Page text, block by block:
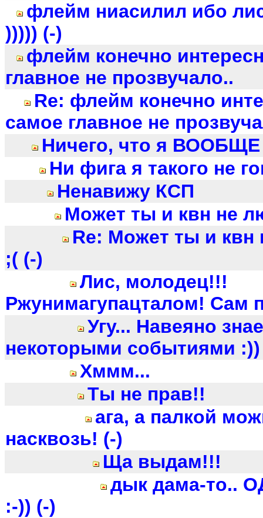
флейм ниасилил ибо
))))) (-)
флейм конечно
главное не прозвучало..
Re: флейм конечно
самое главное не
Ничего, что я ВООБЩЕ
Ни фига я такого не
Ненавижу КСП
Может ты и квн не
Re: Может ты и
;( (-)
Лис, молодец!!!
Ржунимагупацталом! Сам
Угу... Навеяно
некоторыми событиями :))
Хммм...
Ты не прав!!
ага, а палкой
насквозь! (-)
Ща выдам!!!
дык дама-то..
:-)) (-)